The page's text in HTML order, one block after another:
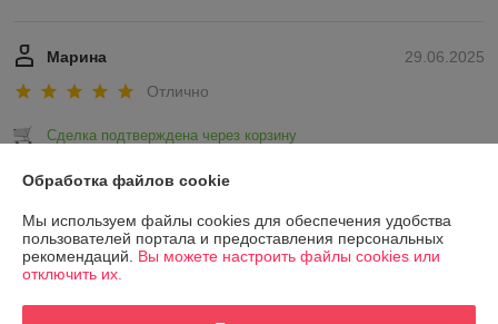
29.06.2025
Марина
Отлично
Сделка подтверждена через корзину
Показать все отзывы
О нас
Обработка файлов cookie
Мы используем файлы cookies для обеспечения удобства
пользователей портала и предоставления персональных
рекомендаций. Вы можете настроить файлы cookies или
отключить их.